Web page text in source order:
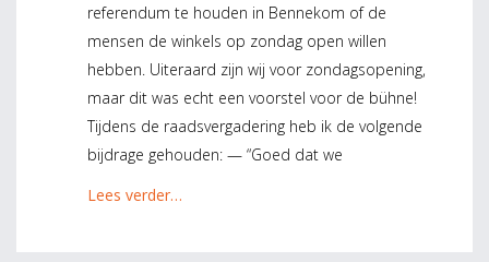
referendum te houden in Bennekom of de
mensen de winkels op zondag open willen
hebben. Uiteraard zijn wij voor zondagsopening,
maar dit was echt een voorstel voor de bühne!
Tijdens de raadsvergadering heb ik de volgende
bijdrage gehouden: — “Goed dat we
Lees verder…